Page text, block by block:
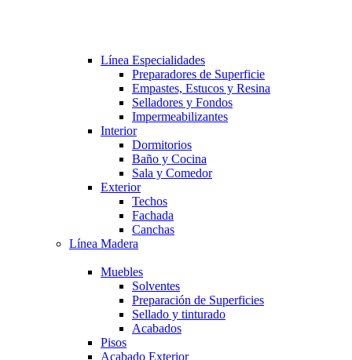
Línea Especialidades
Preparadores de Superficie
Empastes, Estucos y Resina
Selladores y Fondos
Impermeabilizantes
Interior
Dormitorios
Baño y Cocina
Sala y Comedor
Exterior
Techos
Fachada
Canchas
Línea Madera
Muebles
Solventes
Preparación de Superficies
Sellado y tinturado
Acabados
Pisos
Acabado Exterior